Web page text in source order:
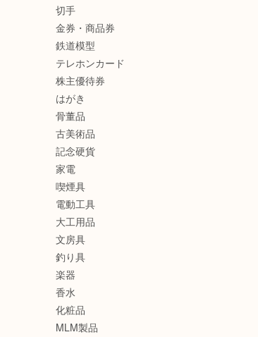
切手
金券・商品券
鉄道模型
テレホンカード
株主優待券
はがき
骨董品
古美術品
記念硬貨
家電
喫煙具
電動工具
大工用品
文房具
釣り具
楽器
香水
化粧品
MLM製品